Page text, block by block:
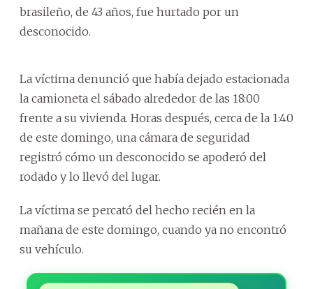
brasileño, de 43 años, fue hurtado por un
desconocido.
La víctima denunció que había dejado estacionada
la camioneta el sábado alrededor de las 18:00
frente a su vivienda. Horas después, cerca de la 1:40
de este domingo, una cámara de seguridad
registró cómo un desconocido se apoderó del
rodado y lo llevó del lugar.
La víctima se percató del hecho recién en la
mañana de este domingo, cuando ya no encontró
su vehículo.